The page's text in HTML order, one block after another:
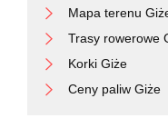
Mapa terenu
Trasy rowerowe
Korki Giże
Ceny paliw Giże